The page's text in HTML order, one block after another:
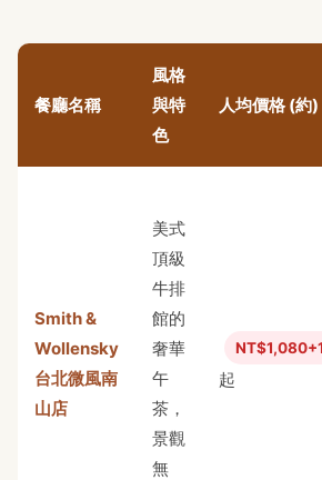
餐廳名稱
風格
與特
色
人均價格 (約)
Smith &
Wollensky
台北微風南
山店
美式
頂級
牛排
館的
奢華
午
茶，
景觀
無
起